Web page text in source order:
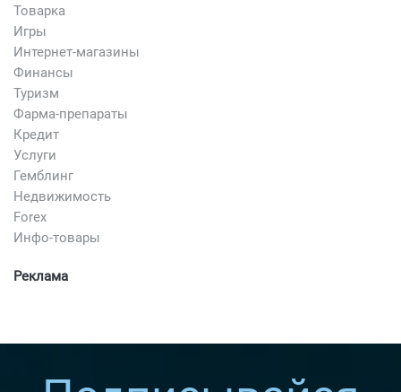
Товарка
Игры
Интернет-магазины
Финансы
Туризм
Фарма-препараты
Кредит
Услуги
Гемблинг
Недвижимость
Forex
Инфо-товары
Реклама